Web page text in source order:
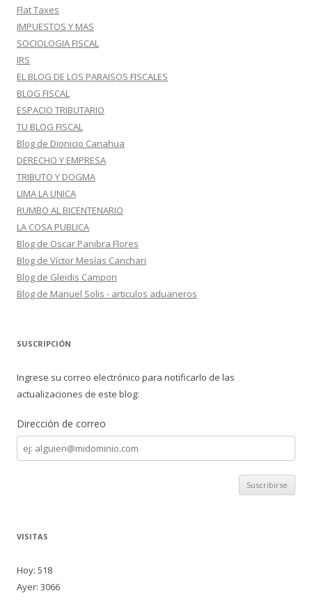
Flat Taxes
IMPUESTOS Y MAS
SOCIOLOGIA FISCAL
IRS
EL BLOG DE LOS PARAISOS FISCALES
BLOG FISCAL
ESPACIO TRIBUTARIO
TU BLOG FISCAL
Blog de Dionicio Canahua
DERECHO Y EMPRESA
TRIBUTO Y DOGMA
LIMA LA UNICA
RUMBO AL BICENTENARIO
LA COSA PUBLICA
Blog de Oscar Panibra Flores
Blog de Víctor Mesías Canchari
Blog de Gleidis Campon
Blog de Manuel Solis - articulos aduaneros
SUSCRIPCIÓN
Ingrese su correo electrónico para notificarlo de las
actualizaciones de este blog:
Dirección de correo
Dirección
de
correo
VISITAS
Hoy: 518
Ayer: 3066